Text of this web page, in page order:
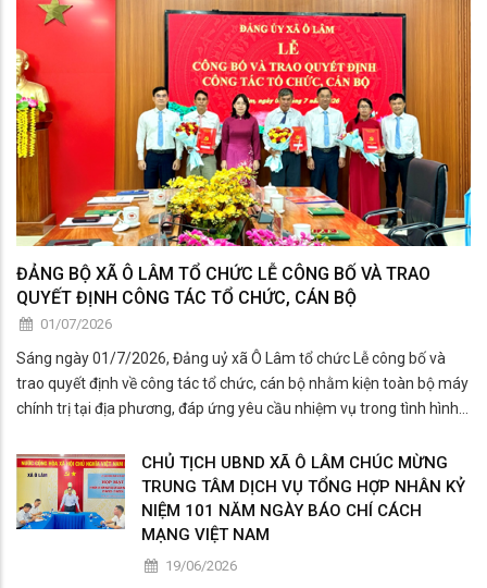
ĐẢNG BỘ XÃ Ô LÂM TỔ CHỨC LỄ CÔNG BỐ VÀ TRAO
QUYẾT ĐỊNH CÔNG TÁC TỔ CHỨC, CÁN BỘ
01/07/2026
Sáng ngày 01/7/2026, Đảng uỷ xã Ô Lâm tổ chức Lễ công bố và
trao quyết định về công tác tổ chức, cán bộ nhằm kiện toàn bộ máy
chính trị tại địa phương, đáp ứng yêu cầu nhiệm vụ trong tình hình
CHỦ TỊCH UBND XÃ Ô LÂM CHÚC MỪNG
TRUNG TÂM DỊCH VỤ TỔNG HỢP NHÂN KỶ
NIỆM 101 NĂM NGÀY BÁO CHÍ CÁCH
MẠNG VIỆT NAM
19/06/2026